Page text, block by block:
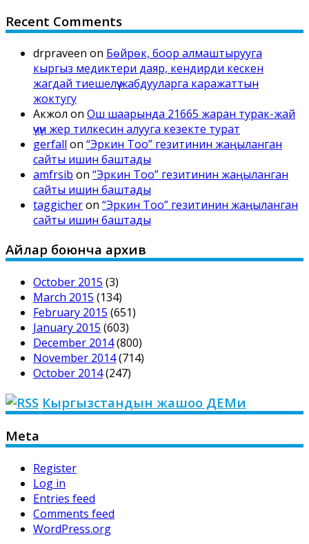
Recent Comments
drpraveen on Бөйрөк, боор алмаштырууга
кыргыз медиктери даяр, кендирди кескен
жагдай тиешелүү жабдууларга каражаттын
жоктугу
Акжол on Ош шаарында 21665 жаран турак-жай
үчүн жер тилкесин алууга кезекте турат
gerfall on “Эркин Тоо” гезитинин жаңыланган
сайты ишин баштады
amfrsib on “Эркин Тоо” гезитинин жаңыланган
сайты ишин баштады
taggicheron “Эркин Тоо” гезитинин жаңыланган
сайты ишин баштады
Айлар боюнча архив
October 2015 (3)
March 2015 (134)
February 2015 (651)
January 2015 (603)
December 2014(800)
November 2014(714)
October 2014(247)
Кыргызстандын жашоо ДЕМи
Meta
Register
Log in
Entries feed
Comments feed
WordPress.org